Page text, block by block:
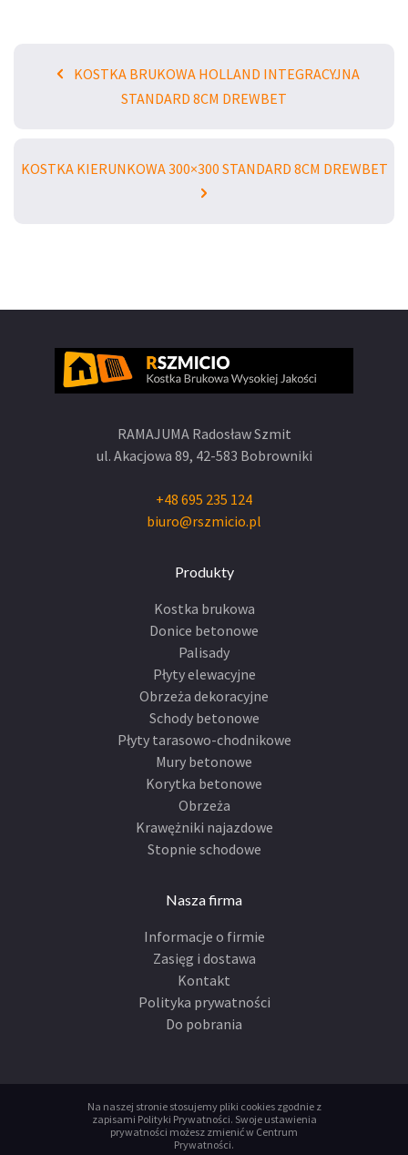
KOSTKA BRUKOWA HOLLAND INTEGRACYJNA
STANDARD 8CM DREWBET
KOSTKA KIERUNKOWA 300×300 STANDARD 8CM DREWBET
RAMAJUMA Radosław Szmit
ul. Akacjowa 89, 42-583 Bobrowniki
+48 695 235 124
biuro@rszmicio.pl
Produkty
Kostka brukowa
Donice betonowe
Palisady
Płyty elewacyjne
Obrzeża dekoracyjne
Schody betonowe
Płyty tarasowo-chodnikowe
Mury betonowe
Korytka betonowe
Obrzeża
Krawężniki najazdowe
Stopnie schodowe
Nasza firma
Informacje o firmie
Zasięg i dostawa
Kontakt
Polityka prywatności
Do pobrania
Na naszej stronie stosujemy pliki cookies zgodnie z
zapisami Polityki Prywatności. Swoje ustawienia
prywatności możesz zmienić w Centrum
Prywatności.